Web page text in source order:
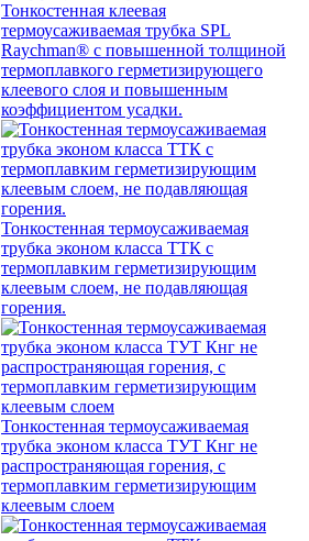
Тонкостенная клеевая
термоусаживаемая трубка SPL
Raychman® с повышенной толщиной
термоплавкого герметизирующего
клеевого слоя и повышенным
коэффициентом усадки.
Тонкостенная термоусаживаемая
трубка эконом класса ТТК с
термоплавким герметизирующим
клеевым слоем, не подавляющая
горения.
Тонкостенная термоусаживаемая
трубка эконом класса ТУТ Кнг не
распространяющая горения, с
термоплавким герметизирующим
клеевым слоем